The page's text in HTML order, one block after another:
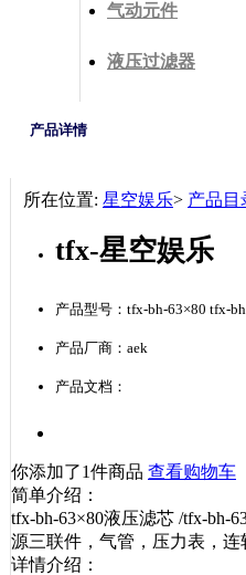
气动元件
液压过滤器
产品详情
所在位置: 星空娱乐> 产品目
tfx-星空娱乐
产品型号：tfx-bh-63×80 tfx-
产品厂商：aek
产品文档：
你添加了1件商品 查看购物车
简单介绍：
tfx-bh-63×80液压滤芯 /tfx-bh-
源三联件，气管，压力表，
详情介绍：